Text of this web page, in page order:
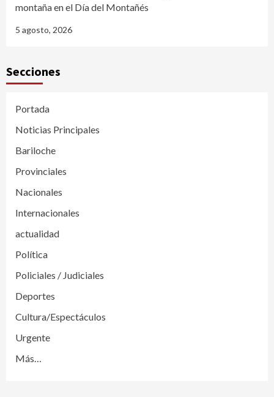
montaña en el Día del Montañés
5 agosto, 2026
Secciones
Portada
Noticias Principales
Bariloche
Provinciales
Nacionales
Internacionales
actualidad
Política
Policiales / Judiciales
Deportes
Cultura/Espectáculos
Urgente
Más…